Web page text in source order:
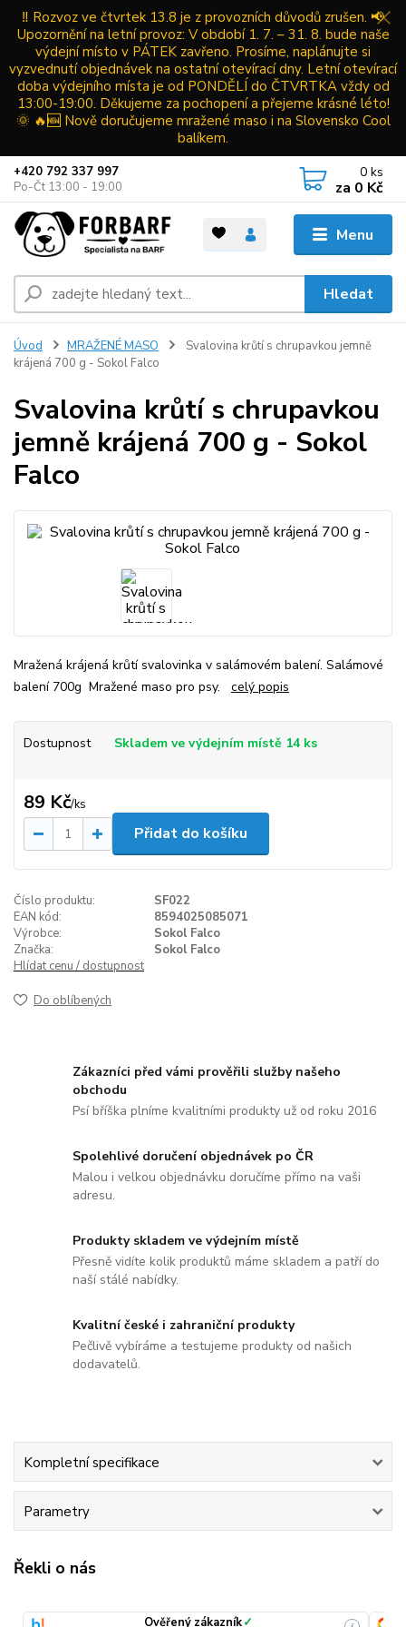
‼️ Rozvoz ve čtvrtek 13.8 je z provozních důvodů zrušen. 📢
Upozornění na letní provoz: V období 1. 7. – 31. 8. bude naše
výdejní místo v PÁTEK zavřeno. Prosíme, naplánujte si
vyzvednutí objednávek na ostatní otevírací dny. Letní otevírací
doba výdejního místa je od PONDĚLÍ do ČTVRTKA vždy od
13:00-19:00. Děkujeme za pochopení a přejeme krásné léto!
🌞 🔥🆕 Nově doručujeme mražené maso i na Slovensko Cool
balíkem.
Menu
Hledat
+420 792 337 997
Po-Čt 13:00 - 19:00
0 ks
za 0 Kč
Úvod MRAŽENÉ MASO
Svalovina krůtí s chrupavkou jemně
krájená 700 g - Sokol Falco
Svalovina krůtí s chrupavkou
jemně krájená 700 g - Sokol
Falco
Mražená krájená krůtí svalovinka v salámovém balení. Salámové
balení 700g Mražené maso pro psy. celý popis
Dostupnost Skladem ve výdejním místě 14 ks
89 Kč/ks
Přidat do košíku
Číslo produktu:
SF022
EAN kód:
8594025085071
Výrobce:
Sokol Falco
Značka:
Sokol Falco
Hlídat cenu / dostupnost
Do oblíbených
Zákazníci před vámi prověřili služby našeho
obchodu
Psí bříška plníme kvalitními produkty už od roku 2016
Spolehlivé doručení objednávek po ČR
Malou i velkou objednávku doručíme přímo na vaši
adresu.
Produkty skladem ve výdejním místě
Přesně vidíte kolik produktů máme skladem a patří do
naší stálé nabídky.
Kvalitní české i zahraniční produkty
Pečlivě vybíráme a testujeme produkty od našich
dodavatelů.
Kompletní specifikace
Parametry
Řekli o nás
Ověřený zákazník✓